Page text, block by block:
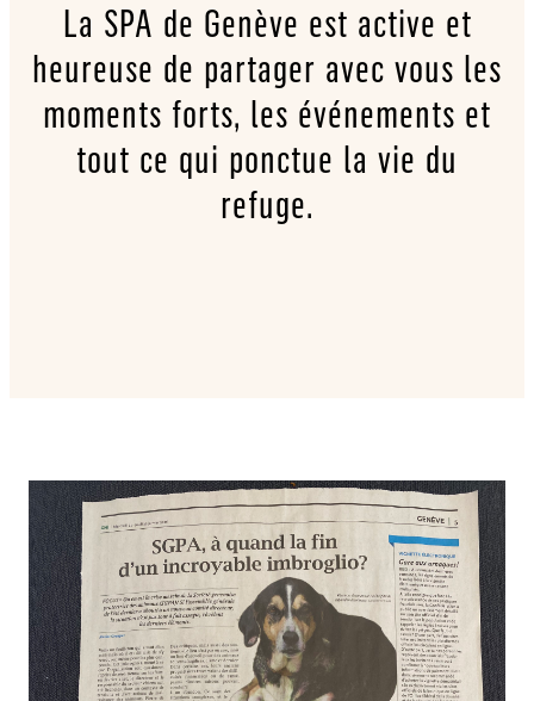
La SPA de Genève est active et
heureuse de partager avec vous les
moments forts, les événements et
tout ce qui ponctue la vie du
refuge.